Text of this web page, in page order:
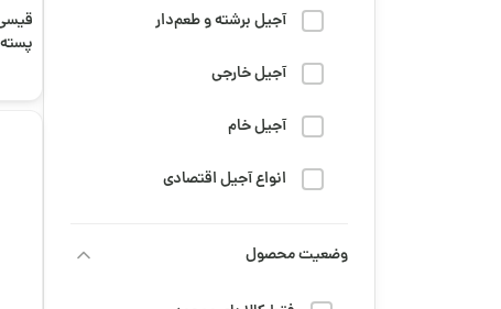
مزه و تنقلات
آجیل برشته و طعم‌دار
آجیل خارجی
آجیل خام
انواع آجیل اقتصادی
وضعیت محصول
پسته